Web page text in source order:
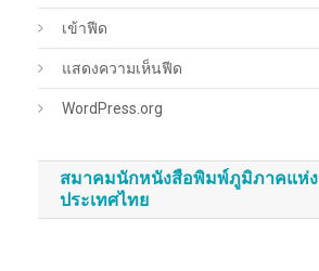
เข้าฟีด
แสดงความเห็นฟีด
WordPress.org
สมาคมนักหนังสือพิมพ์ภูมิภาคแห่ง
ประเทศไทย